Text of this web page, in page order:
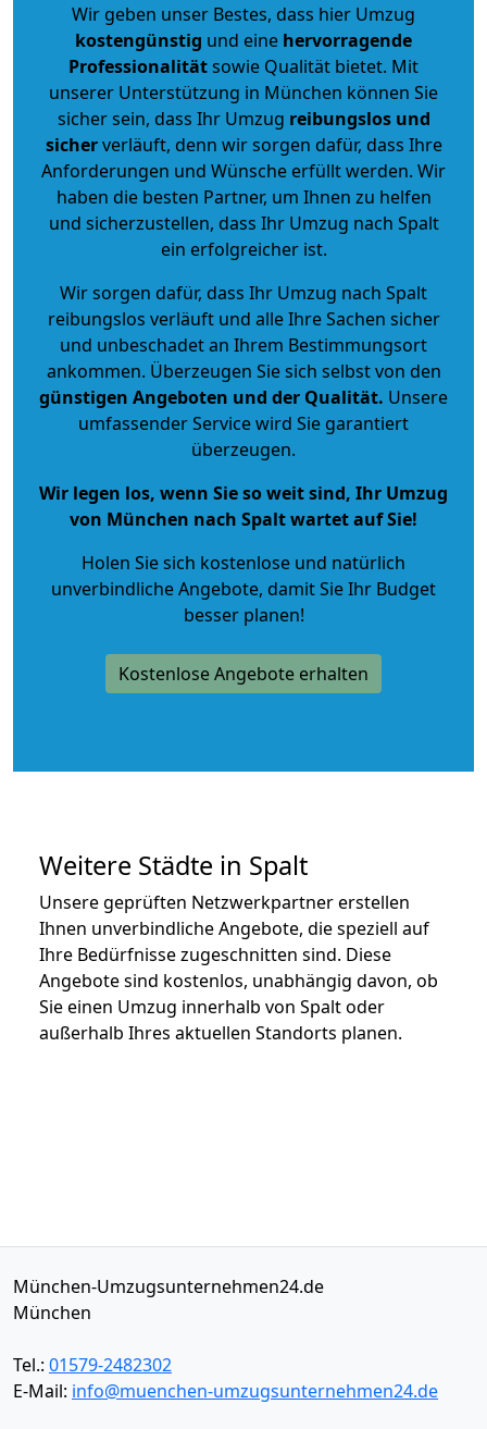
Wir geben unser Bestes, dass hier Umzug
kostengünstig und eine hervorragende
Professionalitätsowie Qualität bietet. Mit
unserer Unterstützung in München können Sie
sicher sein, dass Ihr Umzug reibungslos und
sicherverläuft, denn wir sorgen dafür, dass Ihre
Anforderungen und Wünsche erfüllt werden. Wir
haben die besten Partner, um Ihnen zu helfen
und sicherzustellen, dass Ihr Umzug nach Spalt
ein erfolgreicher ist.
Wir sorgen dafür, dass Ihr Umzug nach Spalt
reibungslos verläuft und alle Ihre Sachen sicher
und unbeschadet an Ihrem Bestimmungsort
ankommen. Überzeugen Sie sich selbst von den
günstigen Angeboten und der Qualität. Unsere
umfassender Service wird Sie garantiert
überzeugen.
Wir legen los, wenn Sie so weit sind, Ihr Umzug
von München nach Spalt wartet auf Sie!
Holen Sie sich kostenlose und natürlich
unverbindliche Angebote, damit Sie Ihr Budget
besser planen!
Kostenlose Angebote erhalten
Weitere Städte in Spalt
Unsere geprüften Netzwerkpartner erstellen
Ihnen unverbindliche Angebote, die speziell auf
Ihre Bedürfnisse zugeschnitten sind. Diese
Angebote sind kostenlos, unabhängig davon, ob
Sie einen Umzug innerhalb von Spalt oder
außerhalb Ihres aktuellen Standorts planen.
München-Umzugsunternehmen24.de
München
Tel.: 01579-2482302
E-Mail: info@muenchen-umzugsunternehmen24.de